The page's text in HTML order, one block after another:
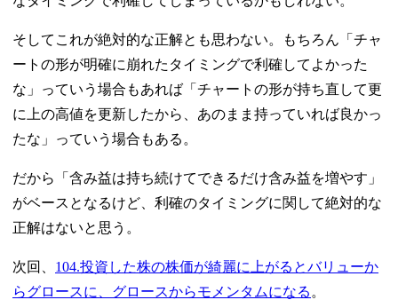
そしてこれが絶対的な正解とも思わない。もちろん「チャ
ートの形が明確に崩れたタイミングで利確してよかった
な」っていう場合もあれば「チャートの形が持ち直して更
に上の高値を更新したから、あのまま持っていれば良かっ
たな」っていう場合もある。
だから「含み益は持ち続けてできるだけ含み益を増やす」
がベースとなるけど、利確のタイミングに関して絶対的な
正解はないと思う。
次回、 104.投資した株の株価が綺麗に上がるとバリューか
らグロースに、グロースからモメンタムになる 。